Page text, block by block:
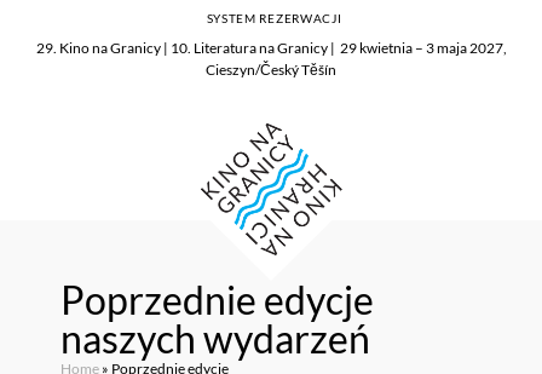
29. Kino na Granicy | 10. Literatura na Granicy | 29 kwietnia – 3 maja 2027,
Cieszyn/Český Těšín
SYSTEM REZERWACJI
Poprzednie edycje
naszych wydarzeń
Home » Poprzednie edycje